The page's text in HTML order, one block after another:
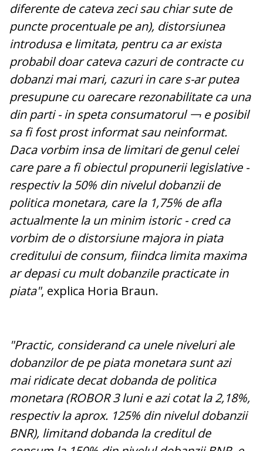
diferente de cateva zeci sau chiar sute de
puncte procentuale pe an), distorsiunea
introdusa e limitata, pentru ca ar exista
probabil doar cateva cazuri de contracte cu
dobanzi mai mari, cazuri in care s-ar putea
presupune cu oarecare rezonabilitate ca una
din parti - in speta consumatorul ￢ e posibil
sa fi fost prost informat sau neinformat.
Daca vorbim insa de limitari de genul celei
care pare a fi obiectul propunerii legislative -
respectiv la 50% din nivelul dobanzii de
politica monetara, care la 1,75% de afla
actualmente la un minim istoric - cred ca
vorbim de o distorsiune majora in piata
creditului de consum, fiindca limita maxima
ar depasi cu mult dobanzile practicate in
piata", explica Horia Braun.
"Practic, considerand ca unele niveluri ale
dobanzilor de pe piata monetara sunt azi
mai ridicate decat dobanda de politica
monetara (ROBOR 3 luni e azi cotat la 2,18%,
respectiv la aprox. 125% din nivelul dobanzii
BNR), limitand dobanda la creditul de